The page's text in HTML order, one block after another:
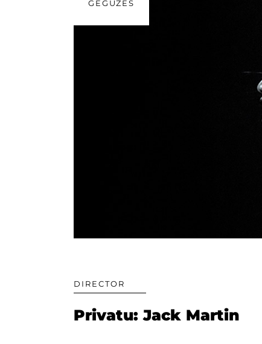
GEGUŽĖS
DIRECTOR
Privatu: Jack Martin